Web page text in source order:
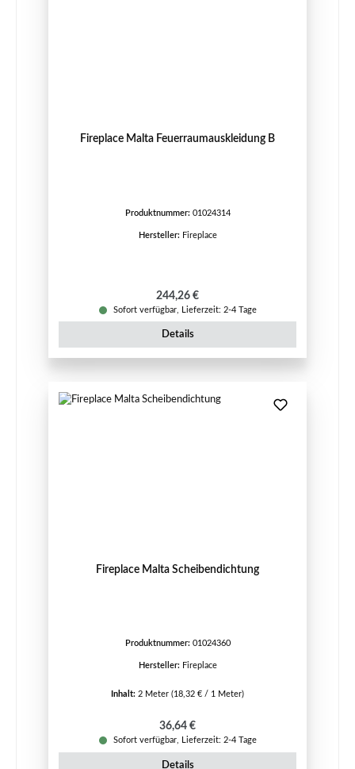
Fireplace Malta Feuerraumauskleidung B
Produktnummer: 01024314
Hersteller: Fireplace
Regulärer Preis:
244,26 €
Sofort verfügbar, Lieferzeit: 2-4 Tage
Details
Fireplace Malta Scheibendichtung
Produktnummer: 01024360
Hersteller: Fireplace
Inhalt: 2 Meter (18,32 € / 1 Meter)
Regulärer Preis:
36,64 €
Sofort verfügbar, Lieferzeit: 2-4 Tage
Details